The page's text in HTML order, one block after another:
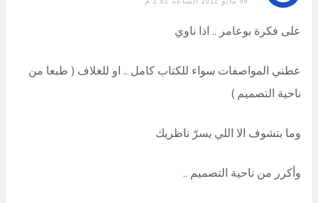
على فكرة بوعامر .. اذا ناوي
عطني المواصفات سواء للكتاب كامل .. او للغلاف ( طبعا من
ناحية التصميم )
وما بتشوف الا اللي يسرّ ناظريك
وأكرر من ناحية التصميم ..